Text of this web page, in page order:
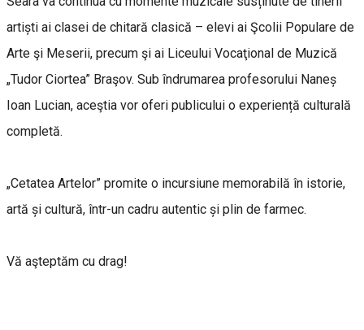
artiști ai clasei de chitară clasică – elevi ai Şcolii Populare de
Arte şi Meserii, precum şi ai Liceului Vocaţional de Muzică
„Tudor Ciortea” Braşov. Sub ȋndrumarea profesorului Naneș
Ioan Lucian, aceştia vor oferi publicului o experiență culturală
completă.
„Cetatea Artelor” promite o incursiune memorabilă în istorie,
artă și cultură, într-un cadru autentic și plin de farmec.
Vă aşteptăm cu drag!